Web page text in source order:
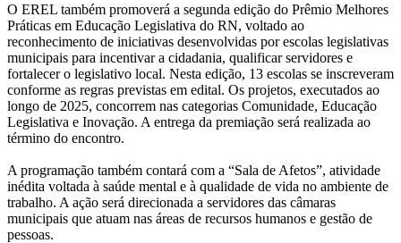
O EREL também promoverá a segunda edição do Prêmio Melhores
Práticas em Educação Legislativa do RN, voltado ao
reconhecimento de iniciativas desenvolvidas por escolas legislativas
municipais para incentivar a cidadania, qualificar servidores e
fortalecer o legislativo local. Nesta edição, 13 escolas se inscreveram
conforme as regras previstas em edital. Os projetos, executados ao
longo de 2025, concorrem nas categorias Comunidade, Educação
Legislativa e Inovação. A entrega da premiação será realizada ao
término do encontro.
A programação também contará com a “Sala de Afetos”, atividade
inédita voltada à saúde mental e à qualidade de vida no ambiente de
trabalho. A ação será direcionada a servidores das câmaras
municipais que atuam nas áreas de recursos humanos e gestão de
pessoas.